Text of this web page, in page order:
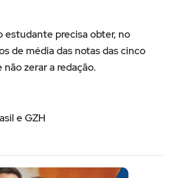
estudante precisa obter, no
de média das notas das cinco
não zerar a redação.
e GZH